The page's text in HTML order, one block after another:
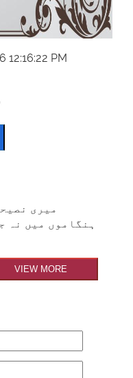
12:16:22 PM
میری
ہنگاموں میں نہ
VIEW MORE